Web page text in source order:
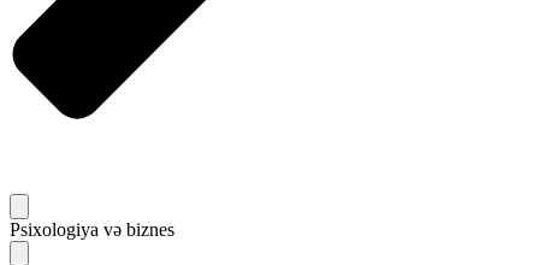
Psixologiya və biznes